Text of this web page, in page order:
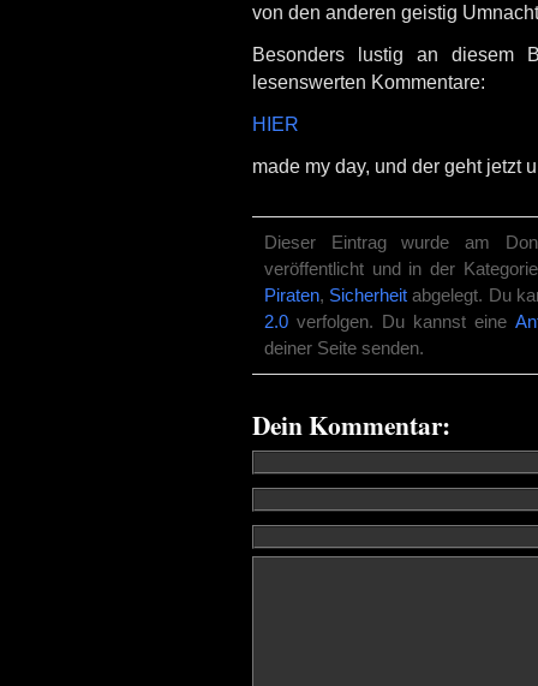
von den anderen geistig
Besonders lustig an diesem
lesenswerten Kommentare:
HIER
made my day, und der geht jetzt
Dieser Eintrag wurde am
veröffentlicht und in der
Piraten, Sicherheit abgelegt. Du
2.0 verfolgen. Du kannst eine
deiner Seite senden.
Dein Kommentar: